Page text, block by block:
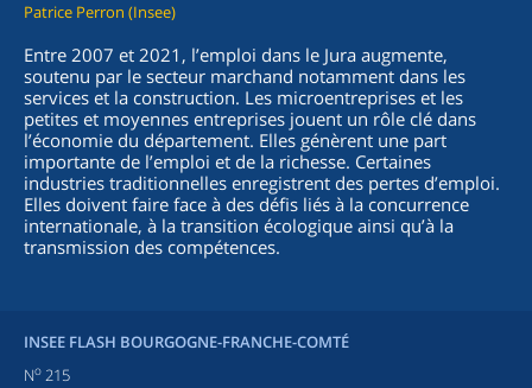
Patrice Perron (Insee)
Entre 2007 et 2021, l’emploi dans le Jura augmente,
soutenu par le secteur marchand notamment dans les
services et la construction. Les microentreprises et les
petites et moyennes entreprises jouent un rôle clé dans
l’économie du département. Elles génèrent une part
importante de l’emploi et de la richesse. Certaines
industries traditionnelles enregistrent des pertes d’emploi.
Elles doivent faire face à des défis liés à la concurrence
internationale, à la transition écologique ainsi qu’à la
transmission des compétences.
INSEE FLASH BOURGOGNE-FRANCHE-COMTÉ
No 215